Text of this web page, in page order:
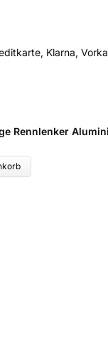
Klarna,
Rennlenker